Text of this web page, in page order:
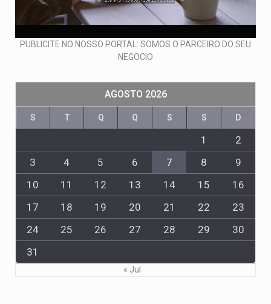
PUBLICITE NO NOSSO PORTAL: SOMOS O PARCEIRO DO SEU
NEGOCIO
AGOSTO 2026
S T Q Q S S D
1
2
3
4 5 6 7 8
9
10
11 12 13 14 15
16
17
18 19 20 21 22
23
24
25 26 27 28 29
30
31
« Jul